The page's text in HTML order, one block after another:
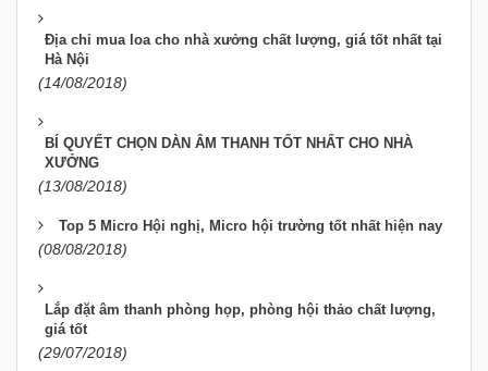
Địa chỉ mua loa cho nhà xưởng chất lượng, giá tốt nhất tại
Hà Nội
(14/08/2018)
BÍ QUYẾT CHỌN DÀN ÂM THANH TỐT NHẤT CHO NHÀ
XƯỞNG
(13/08/2018)
Top 5 Micro Hội nghị, Micro hội trường tốt nhất hiện nay
(08/08/2018)
Lắp đặt âm thanh phòng họp, phòng hội thảo chất lượng,
giá tốt
(29/07/2018)